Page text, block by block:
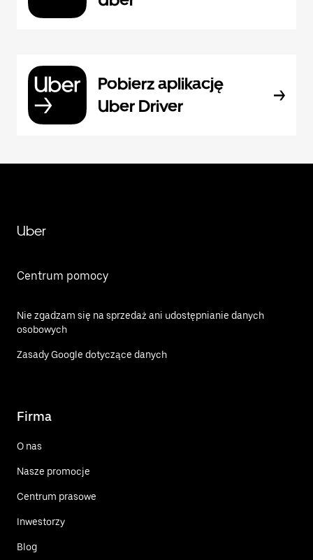
Pobierz aplikację
Uber Driver
Uber
Centrum pomocy
Nie zgadzam się na sprzedaż ani udostępnianie danych
osobowych
Zasady Google dotyczące danych
Firma
O nas
Nasze promocje
Centrum prasowe
Inwestorzy
Blog